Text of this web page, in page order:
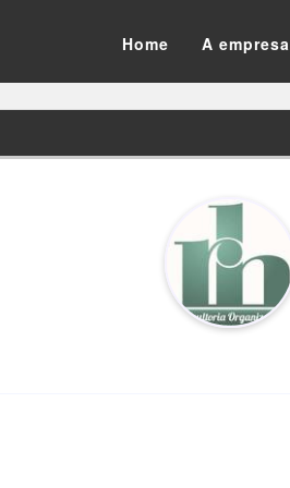
Home A empresa